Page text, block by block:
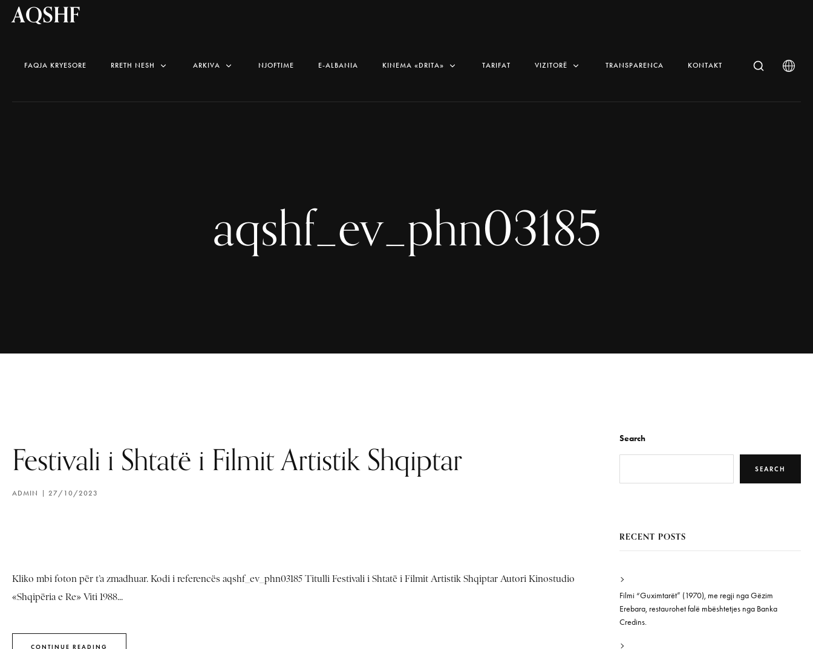
AQSHF
FAQJA KRYESORE RRETH NESH ARKIVA NJOFTIME E-ALBANIA KINEMA «DRITA» TARIFAT VIZITORË TRANSPARENCA KONTAKT
aqshf_ev_phn03185
Festivali i Shtatë i Filmit Artistik Shqiptar
ADMIN 27/10/2023
Kliko mbi foton për t’a zmadhuar. Kodi i referencës aqshf_ev_phn03185 Titulli Festivali i Shtatë i Filmit Artistik Shqiptar Autori Kinostudio
«Shqipëria e Re» Viti 1988...
CONTINUE READING
Search
SEARCH
RECENT POSTS
Filmi “Guximtarët” (1970), me regji nga Gëzim
Erebara, restaurohet falë mbështetjes nga Banka
Credins.